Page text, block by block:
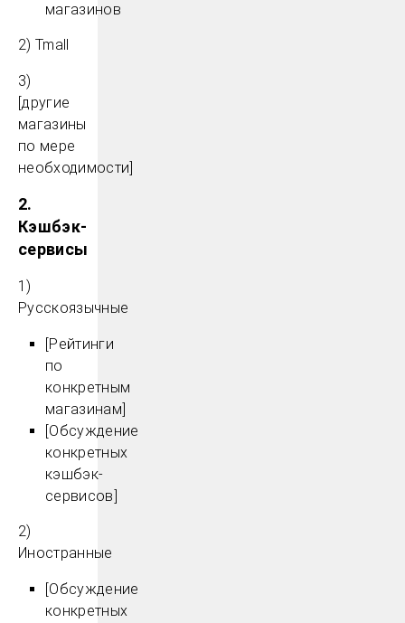
магазинов
2) Tmall
3)
[другие
магазины
по мере
необходимости]
2.
Кэшбэк-
сервисы
1)
Русскоязычные
[Рейтинги
по
конкретным
магазинам]
[Обсуждение
конкретных
кэшбэк-
сервисов]
2)
Иностранные
[Обсуждение
конкретных